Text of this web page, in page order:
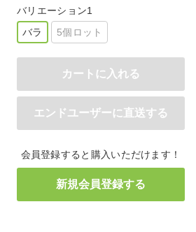
バリエーション1
バラ
5個ロット
会員登録すると購入いただけます！